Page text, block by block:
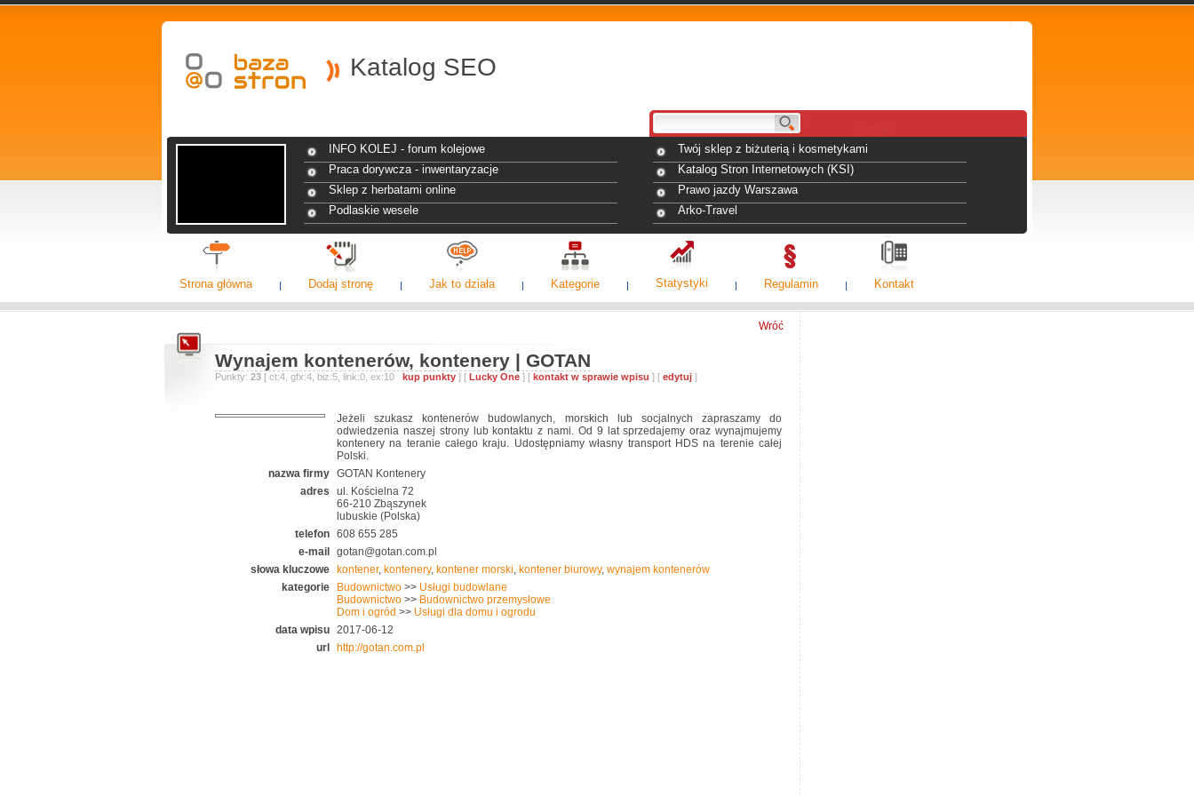
Katalog SEO
INFO KOLEJ - forum kolejowe
Twój sklep z biżuterią i kosmetykami
Praca dorywcza - inwentaryzacje
Katalog Stron Internetowych (KSI)
Sklep z herbatami online
Prawo jazdy Warszawa
Podlaskie wesele
Arko-Travel
Strona główna Dodaj stronę Jak to działa Kategorie Statystyki Regulamin Kontakt
Wróć
Wynajem kontenerów, kontenery | GOTAN
Punkty: 23 [ ct:4, gfx:4, biz:5, link:0, ex:10 kup punkty ] [ Lucky One ] [ kontakt w sprawie wpisu ] [ edytuj ]
Jeżeli szukasz kontenerów budowlanych, morskich lub socjalnych zapraszamy do
odwiedzenia naszej strony lub kontaktu z nami. Od 9 lat sprzedajemy oraz wynajmujemy
kontenery na teranie całego kraju. Udostępniamy własny transport HDS na terenie całej
Polski.
nazwa firmy GOTAN Kontenery
adres
ul. Kościelna 72
66-210 Zbąszynek
lubuskie (Polska)
telefon 608 655 285
e-mail
gotan@gotan.com.pl
słowa kluczowe
kontener, kontenery, kontener morski, kontener biurowy, wynajem kontenerów
kategorie
Budownictwo >> Usługi budowlane
Budownictwo >> Budownictwo przemysłowe
Dom i ogród >> Usługi dla domu i ogrodu
data wpisu 2017-06-12
url
http://gotan.com.pl